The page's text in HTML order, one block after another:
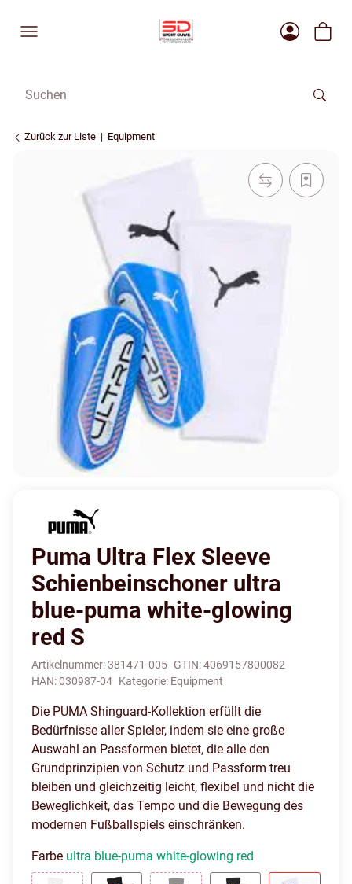
Zurück zur Liste Equipment
Puma Ultra Flex Sleeve
Schienbeinschoner ultra
blue-puma white-glowing
red S
Artikelnummer:381471-005 GTIN:4069157800082
HAN:030987-04 Kategorie: Equipment
Die PUMA Shinguard-Kollektion erfüllt die
Bedürfnisse aller Spieler, indem sie eine große
Auswahl an Passformen bietet, die alle den
Grundprinzipien von Schutz und Passform treu
bleiben und gleichzeitig leicht, flexibel und nicht die
Beweglichkeit, das Tempo und die Bewegung des
modernen Fußballspiels einschränken.
Farbe ultra blue-puma white-glowing red